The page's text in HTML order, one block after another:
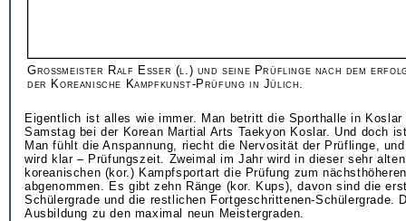
Großmeister Ralf Esser (l.) und seine Prüflinge nach dem
der Koreanische Kampfkunst-Prüfung in Jülich.
Eigentlich ist alles wie immer. Man betritt die Sporthalle in Koslar
Samstag bei der Korean Martial Arts Taekyon Koslar. Und doch
Man fühlt die Anspannung, riecht die Nervosität der Prüflinge,
wird klar – Prüfungszeit. Zweimal im Jahr wird in dieser sehr
koreanischen (kor.) Kampfsportart die Prüfung zum
abgenommen. Es gibt zehn Ränge (kor. Kups), davon sind die
Schülergrade und die restlichen Fortgeschrittenen-Schülergrade.
Ausbildung zu den maximal neun Meistergraden.